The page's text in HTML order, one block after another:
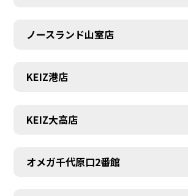
ノースランド山室店
KEIZ港店
KEIZ大高店
オメガ千代原口2番館